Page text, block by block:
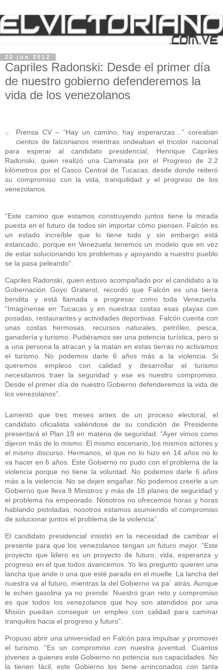
22 jun 2012
Capriles Radonski: Desde el primer día
de nuestro gobierno defenderemos la
vida de los venezolanos
Prensa CV – “Hay un camino, hay esperanzas…” coreaban
cientos de falconianos mientras ondeaban el tricolor nacional
para esperar al candidato presidencial, Henrique Capriles
Radonski, quien realizó una Caminata por el Progreso de 2.2
kilómetros por el Casco Central de Tucacas, desde donde reiteró
su compromiso con la vida, tranquilidad y el progreso de los
venezolanos.
“Este camino que estamos construyendo juntos tiene la mirada
puesta en el futuro de todos sin importar cómo piensen. Falcón es
un estado increíble que lo tiene todo y sin embargo está
estancado, porque en Venezuela tenemos un modelo que en vez
de estar solucionando los problemas y apoyando a nuestro pueblo
se la pasa peleando”.
Capriles Radonski, quien estuvo acompañado por el candidato a la
Gobernación Goyo Graterol, recordó que Falcón es una tierra
bendita y está llamada a progresar como toda Venezuela.
“Imagínense en Tucacas y en nuestras costas esas playas con
posadas, restaurantes y actividades deportivas. Falcón cuenta con
unas costas hermosas, recursos naturales, petróleo, pesca,
ganadería y turismo. Pudiéramos ser una potencia turística, pero si
a una persona la atracan y la matan en estas tierras no activamos
el turismo. No podemos darle 6 años más a la violencia. Si
queremos empleos con calidad y desarrollar el turismo
necesitamos traer la seguridad y ese es nuestro compromiso.
Desde el primer día de nuestro Gobierno defenderemos la vida de
los venezolanos”.
Lamentó que tres meses antes de un proceso electoral, el
candidato oficialista valiéndose de su condición de Presidente
presentará el Plan 19 en materia de seguridad. “Ayer vimos como
dijeron más de lo mismo. El mismo escenario, los mismos actores y
el mismo discurso. Hermanos, el que no lo hizo en 14 años no lo
va hacer en 6 años. Este Gobierno no pudo con el problema de la
violencia porque no tiene la voluntad. No podemos darle 6 años
más a la violencia. No se dejen engañar. No podemos creerle a un
Gobierno que lleva 9 Ministros y más de 18 planes de seguridad y
el problema ha empeorado. Nosotros no ofrecemos horas y horas
hablando pistoladas, nosotros estamos asumiendo el compromiso
de solucionar juntos el problema de la violencia”.
El candidato presidencial insistió en la necesidad de cambiar el
presente para que los venezolanos tengan un futuro mejor. “Este
proyecto que lidero es un proyecto de futuro, vida, esperanza y
progreso en el que todos avancemos. Yo les pregunto quieren una
lancha que ande o una que esté parada en el muelle. La lancha del
nuestra va al futuro, mientras la del Gobierno va pa´ atrás. Aunque
le echen gasolina ya no prende. Nuestro gran reto y compromiso
es que todos los venezolanos que hoy son atendidos por una
Misión puedan conseguir un empleo con calidad para caminar
tranquilos hacia el progreso y futuro”.
Propuso abrir una universidad en Falcón para impulsar y promover
el turismo. “Es un compromiso con nuestra juventud. Cuántos
jóvenes a quienes este Gobierno no potencia sus capacidades. No
la tienen fácil, este Gobierno los tiene arrinconados con tanta